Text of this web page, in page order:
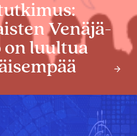
Venäjä-
on luultua